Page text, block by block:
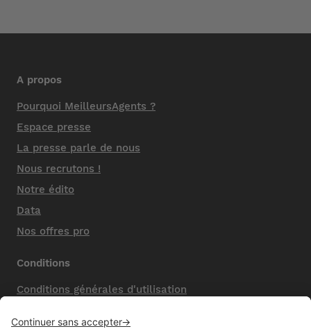
A propos
Pourquoi MeilleursAgents ?
Espace presse
La presse parle de nous
Nous recrutons !
Notre édito
Data
Nos offres pro
Conditions
Conditions générales d'utilisation